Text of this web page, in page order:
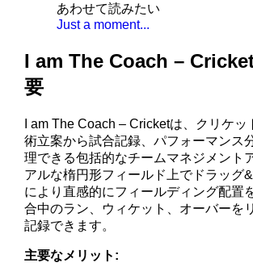
あわせて読みたい
Just a moment...
I am The Coach –
要
I am The Coach – Cricketは、クリケ
術立案から試合記録、パフォーマンス
理できる包括的なチームマネジメント
アルな楕円形フィールド上でドラッグ
により直感的にフィールディング配置
合中のラン、ウィケット、オーバーを
記録できます。
主要なメリット: